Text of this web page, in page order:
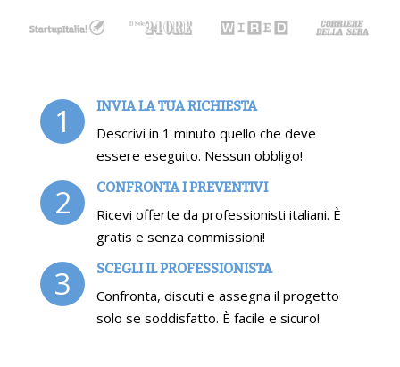
1 INVIA LA TUA RICHIESTA
Descrivi in 1 minuto quello che deve
essere eseguito. Nessun obbligo!
2 CONFRONTA I PREVENTIVI
Ricevi offerte da professionisti italiani. È
gratis e senza commissioni!
3 SCEGLI IL PROFESSIONISTA
Confronta, discuti e assegna il progetto
solo se soddisfatto. È facile e sicuro!